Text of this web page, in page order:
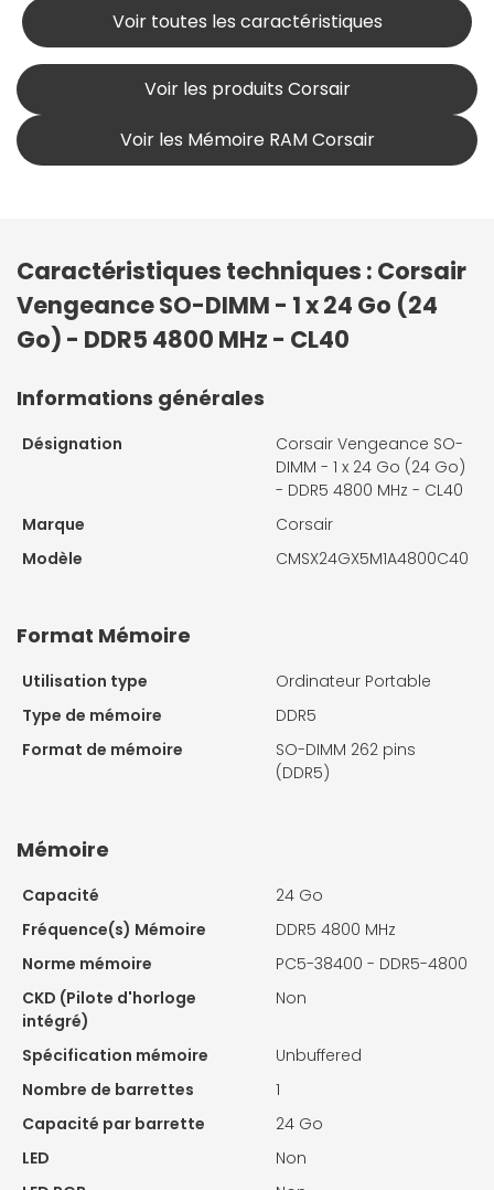
Voir toutes les caractéristiques
Voir les produits Corsair
Voir les Mémoire RAM Corsair
Caractéristiques techniques : Corsair
Vengeance SO-DIMM - 1 x 24 Go (24
Go) - DDR5 4800 MHz - CL40
Informations générales
Désignation
Corsair Vengeance SO-
DIMM - 1 x 24 Go (24 Go)
- DDR5 4800 MHz - CL40
Marque
Corsair
Modèle
CMSX24GX5M1A4800C40
Format Mémoire
Utilisation type
Ordinateur Portable
Type de mémoire
DDR5
Format de mémoire
SO-DIMM 262 pins
(DDR5)
Mémoire
Capacité
24 Go
Fréquence(s) Mémoire
DDR5 4800 MHz
Norme mémoire
PC5-38400 - DDR5-4800
CKD (Pilote d'horloge
intégré)
Non
Spécification mémoire
Unbuffered
Nombre de barrettes
1
Capacité par barrette
24 Go
LED
Non